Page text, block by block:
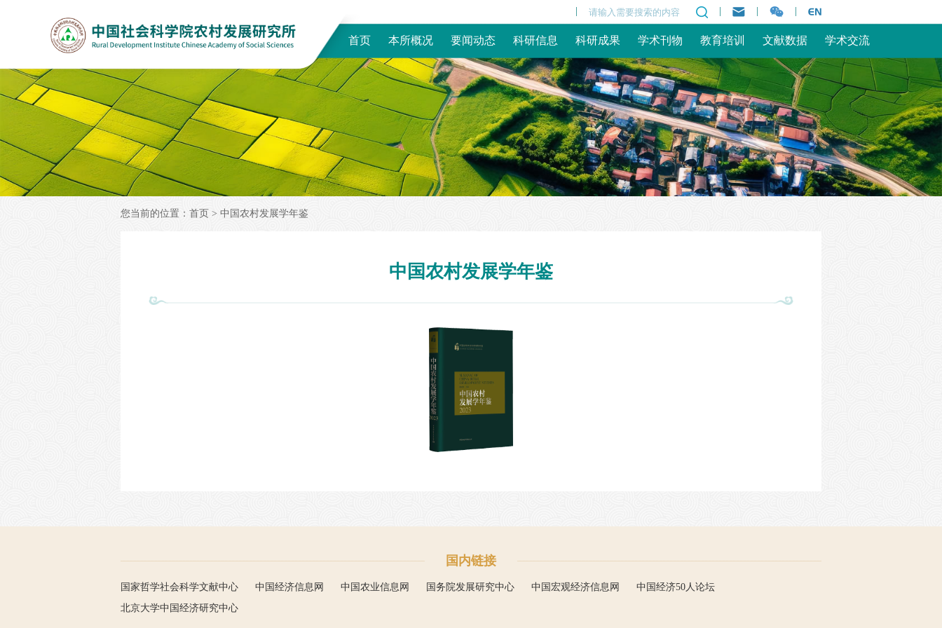
首页 本所概况 要闻动态 科研信息 科研成果 学术刊物 教育培训 文献数据 学术交流
您当前的位置： 首页 > 中国农村发展学年鉴
中国农村发展学年鉴
国内链接
国家哲学社会科学文献中心 中国经济信息网 中国农业信息网 国务院发展研究中心 中国宏观经济信息网
中国经济50人论坛
北京大学中国经济研究中心